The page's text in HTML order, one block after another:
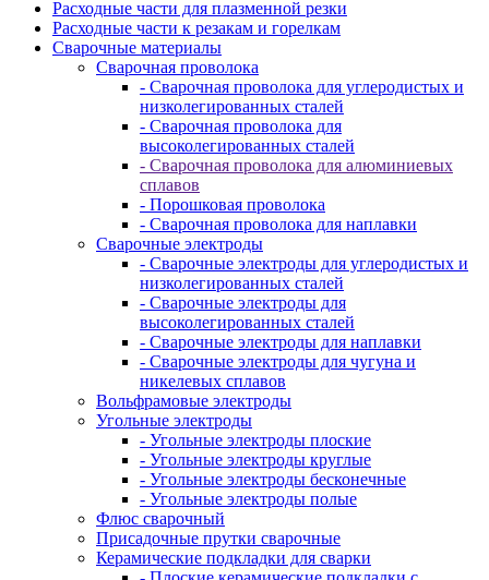
Расходные части для плазменной резки
Расходные части к резакам и горелкам
Сварочные материалы
Сварочная проволока
- Сварочная проволока для углеродистых и
низколегированных сталей
- Сварочная проволока для
высоколегированных сталей
- Сварочная проволока для алюминиевых
сплавов
- Порошковая проволока
- Сварочная проволока для наплавки
Сварочные электроды
- Сварочные электроды для углеродистых и
низколегированных сталей
- Сварочные электроды для
высоколегированных сталей
- Сварочные электроды для наплавки
- Сварочные электроды для чугуна и
никелевых сплавов
Вольфрамовые электроды
Угольные электроды
- Угольные электроды плоские
- Угольные электроды круглые
- Угольные электроды бесконечные
- Угольные электроды полые
Флюс сварочный
Присадочные прутки сварочные
Керамические подкладки для сварки